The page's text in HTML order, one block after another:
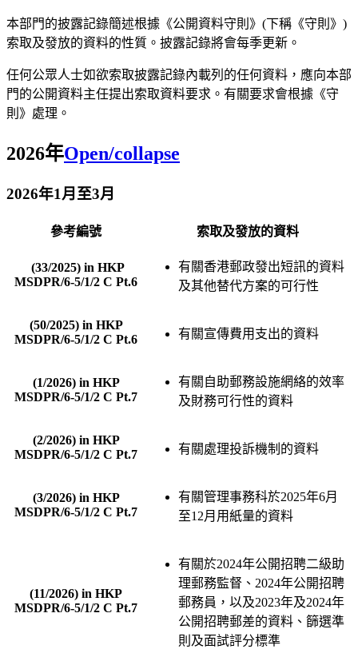
本部門的披露記錄簡述根據《公開資料守則》(下稱《守則》)
索取及發放的資料的性質。披露記錄將會每季更新。
任何公眾人士如欲索取披露記錄內載列的任何資料，應向本部
門的公開資料主任提出索取資料要求。有關要求會根據《守
則》處理。
2026年Open/collapse
2026年1月至3月
參考編號 索取及發放的資料
(33/2025) in HKP
MSDPR/6-5/1/2 C Pt.6
有關香港郵政發出短訊的資料
及其他替代方案的可行性
(50/2025) in HKP
MSDPR/6-5/1/2 C Pt.6
有關宣傳費用支出的資料
(1/2026) in HKP
MSDPR/6-5/1/2 C Pt.7
有關自助郵務設施網絡的效率
及財務可行性的資料
(2/2026) in HKP
MSDPR/6-5/1/2 C Pt.7
有關處理投訴機制的資料
(3/2026) in HKP
MSDPR/6-5/1/2 C Pt.7
有關管理事務科於2025年6月
至12月用紙量的資料
(11/2026) in HKP
MSDPR/6-5/1/2 C Pt.7
有關於2024年公開招聘二級助
理郵務監督、2024年公開招聘
郵務員，以及2023年及2024年
公開招聘郵差的資料、篩選準
則及面試評分標準